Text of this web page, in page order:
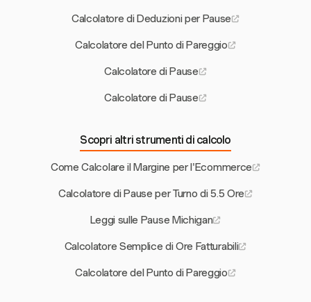
Calcolatore di Deduzioni per Pause
Calcolatore del Punto di Pareggio
Calcolatore di Pause
Calcolatore di Pause
Scopri altri strumenti di calcolo
Come Calcolare il Margine per l'Ecommerce
Calcolatore di Pause per Turno di 5.5 Ore
Leggi sulle Pause Michigan
Calcolatore Semplice di Ore Fatturabili
Calcolatore del Punto di Pareggio